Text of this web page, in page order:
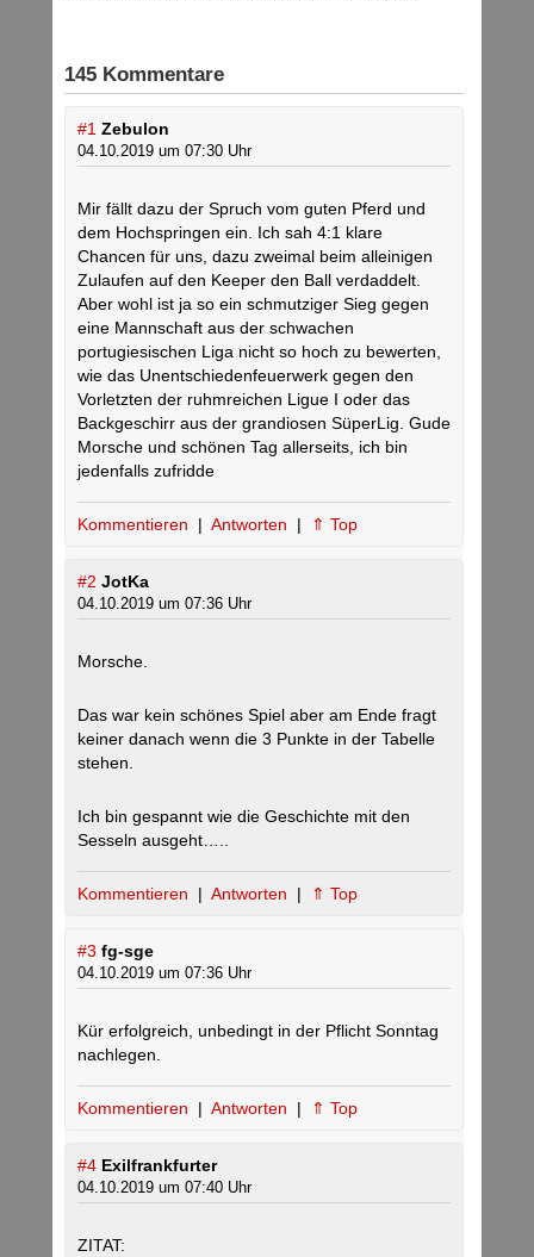
145 Kommentare
#1 Zebulon
04.10.2019 um 07:30 Uhr
Mir fällt dazu der Spruch vom guten Pferd und
dem Hochspringen ein. Ich sah 4:1 klare
Chancen für uns, dazu zweimal beim alleinigen
Zulaufen auf den Keeper den Ball verdaddelt.
Aber wohl ist ja so ein schmutziger Sieg gegen
eine Mannschaft aus der schwachen
portugiesischen Liga nicht so hoch zu bewerten,
wie das Unentschiedenfeuerwerk gegen den
Vorletzten der ruhmreichen Ligue I oder das
Backgeschirr aus der grandiosen SüperLig. Gude
Morsche und schönen Tag allerseits, ich bin
jedenfalls zufridde
Kommentieren | Antworten | ⇑ Top
#2 JotKa
04.10.2019 um 07:36 Uhr
Morsche.
Das war kein schönes Spiel aber am Ende fragt
keiner danach wenn die 3 Punkte in der Tabelle
stehen.
Ich bin gespannt wie die Geschichte mit den
Sesseln ausgeht…..
Kommentieren | Antworten | ⇑ Top
#3 fg-sge
04.10.2019 um 07:36 Uhr
Kür erfolgreich, unbedingt in der Pflicht Sonntag
nachlegen.
Kommentieren | Antworten | ⇑ Top
#4 Exilfrankfurter
04.10.2019 um 07:40 Uhr
ZITAT: